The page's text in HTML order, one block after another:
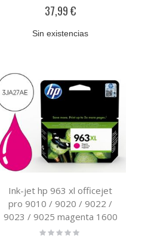
37,99 €
Sin existencias
Ink-jet hp 963 xl officejet
pro 9010 / 9020 / 9022 /
9023 / 9025 magenta 1600
paginas
Rating: